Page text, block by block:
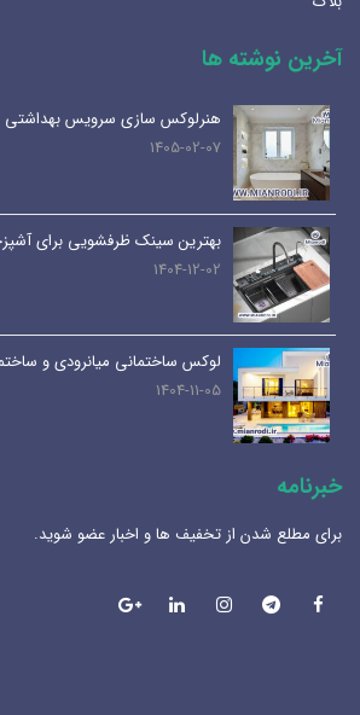
آخرین نوشته ها
هنرلوکس سازی سرویس بهداشتی
1405-02-07
بهترین سینک ظرفشویی برای
1404-12-02
لوکس ساختمانی میانرودی و
1404-11-05
خبرنامه
برای مطلع شدن از تخفیف ها و اخبار عضو شوید.